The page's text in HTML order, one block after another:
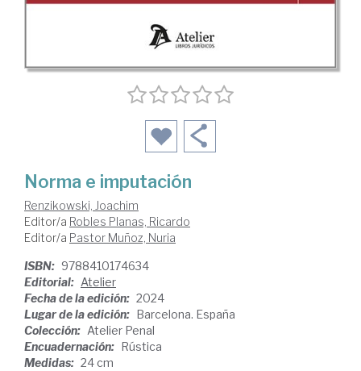
Norma e imputación
Renzikowski, Joachim
Editor/a Robles Planas, Ricardo
Editor/a Pastor Muñoz, Nuria
ISBN: 9788410174634
Editorial: Atelier
Fecha de la edición: 2024
Lugar de la edición: Barcelona. España
Colección: Atelier Penal
Encuadernación: Rústica
Medidas: 24 cm